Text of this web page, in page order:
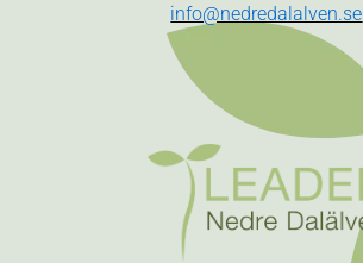
info@nedredalalven.se